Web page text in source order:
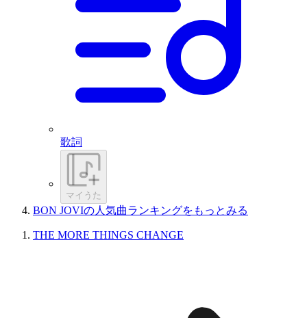
歌詞
マイうた
BON JOVIの人気曲ランキングをもっとみる
THE MORE THINGS CHANGE